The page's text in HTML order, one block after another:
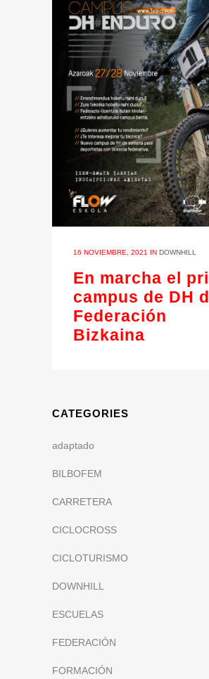
16 NOVIEMBRE, 2021 IN DOWNHILL
En marcha el
campus de DH
Federación
Bizkaina
CATEGORIES
adaptado
BILBOFEM
CARRETERA
CICLOCROSS
CICLOTURISMO
DOWNHILL
ESCUELAS
FEDERACIÓN
FORMACIÓN